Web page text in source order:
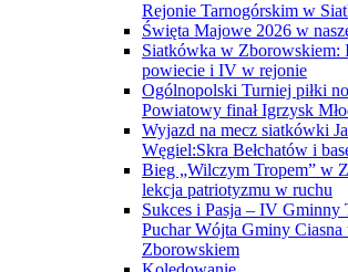
Rejonie Tarnogórskim w
Święta Majowe 2026 w
Siatkówka w Zborowskiem:
powiecie i IV w rejonie
Ogólnopolski Turniej piłki
Powiatowy finał Igrzysk
Wyjazd na mecz siatkówki
Węgiel:Skra Bełchatów i
Bieg „Wilczym Tropem” w
lekcja patriotyzmu w ruchu
Sukces i Pasja – IV Gminny
Puchar Wójta Gminy
Zborowskiem